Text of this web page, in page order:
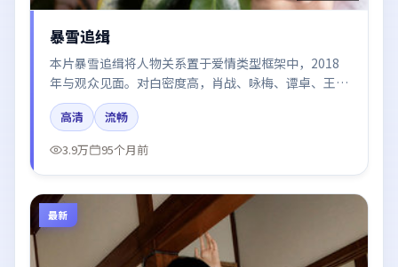
暴雪追缉
本片暴雪追缉将人物关系置于爱情类型框架中，2018
年与观众见面。对白密度高，肖战、咏梅、谭卓、王景
春的台词节奏值得关注；整体气质偏韩国都市与冷色调
摄影。
高清
流畅
3.9万
95个月前
最新